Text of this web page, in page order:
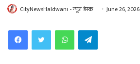
CityNewsHaldwani - न्यूज़ डेस्क June 26, 2026
WhatsAppTelegram